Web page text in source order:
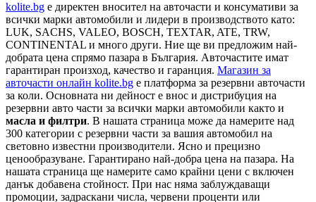
kolite.bg e директен вносител на авточасти и консумативи за
всички марки автомобили и лидери в производството като:
LUK, SACHS, VALEO, BOSCH, TEXTAR, ATE, TRW,
CONTINENTAL и много други. Ние ще ви предложим най-
добрата цена спрямо пазара в България. Авточастите имат
гарантиран произход, качество и гаранция. Магазин за
авточасти онлайн kolite.bg е платформа за резервни авточасти
за коли. Основната ни дейност е внос и дистрибуция на
резервни авто части за всички марки автомобили както и
масла и филтри. В нашата страница може да намерите над
300 категории с резервни части за вашия автомобил на
световно известни производители. Ясно и прецизно
ценообразуване. Гарантирано най-добра цена на пазара. На
нашата страница ще намерите само крайни цени с включен
данък добавена стойност. При нас няма заблуждаващи
промоции, задраскани числа, червени проценти или